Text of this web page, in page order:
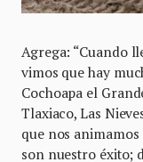
Agrega: “Cuando
vimos que hay
Cochoapa el
Tlaxiaco, Las
que nos
son nuestro éxito;